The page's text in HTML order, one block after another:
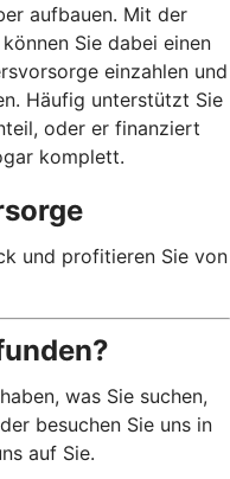
aufbauen. Mit der
Sie dabei einen
einzahlen und
Häufig unterstützt Sie
oder er finanziert
komplett.
und profitieren Sie von
was Sie suchen,
besuchen Sie uns in
auf Sie.